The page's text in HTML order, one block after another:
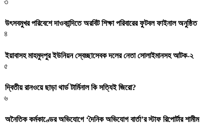
৩
উৎসবমুখর পরিবেশে দাওকান্দিতে অরবিট শিক্ষা পরিবারের ফুটবল ফাইনাল অনুষ্ঠিত
৪
ইয়াবাসহ মাহমুদপুর ইউনিয়ন স্বেচ্ছাসেবক দলের নেতা সোলাইমানসহ আটক-২
৫
দ্বিতীয় রানওয়ে ছাড়া থার্ড টার্মিনাল কি সত্যিই জিরো?
৬
অনৈতিক কর্মকাণ্ডের অভিযোগে ‘দৈনিক অভিযোগ বার্তা’র স্টাফ রিপোর্টার শামীম